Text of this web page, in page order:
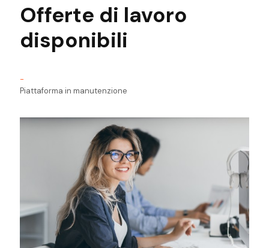
Offerte di lavoro
disponibili
-
Piattaforma in manutenzione